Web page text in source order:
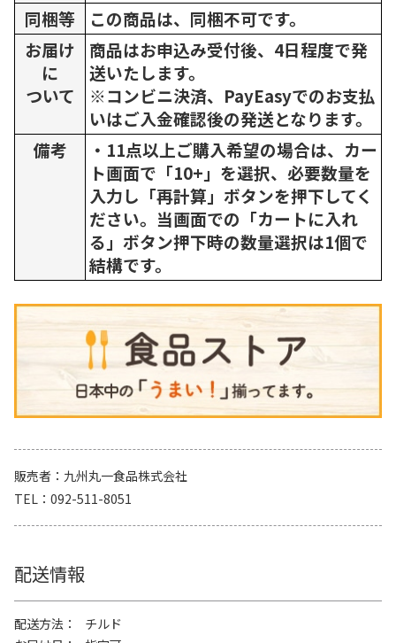
同梱等
この商品は、同梱不可です。
お届け
に
ついて
商品はお申込み受付後、4日程度で発
送いたします。
※コンビニ決済、PayEasyでのお支払
いはご入金確認後の発送となります。
備考
・11点以上ご購入希望の場合は、カー
ト画面で「10+」を選択、必要数量を
入力し「再計算」ボタンを押下してく
ださい。当画面での「カートに入れ
る」ボタン押下時の数量選択は1個で
結構です。
販売者
九州丸一食品株式会社
TEL
092-511-8051
配送情報
配送方法
チルド